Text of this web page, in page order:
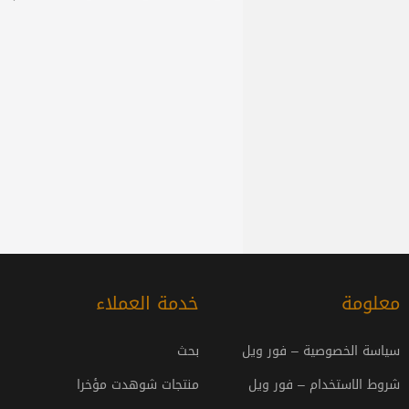
معلومة
سياسة الخصوصية – فور ويل
شروط الاستخدام – فور ويل
خدمة العملاء
بحث
منتجات شوهدت مؤخرا